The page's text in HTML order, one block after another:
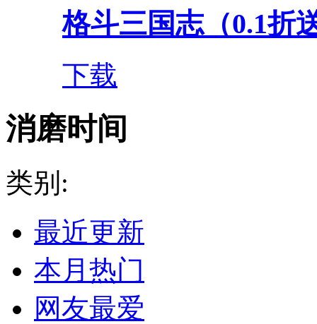
格斗三国志（0.1折
下载
消磨时间
类别:
最近更新
本月热门
网友最爱